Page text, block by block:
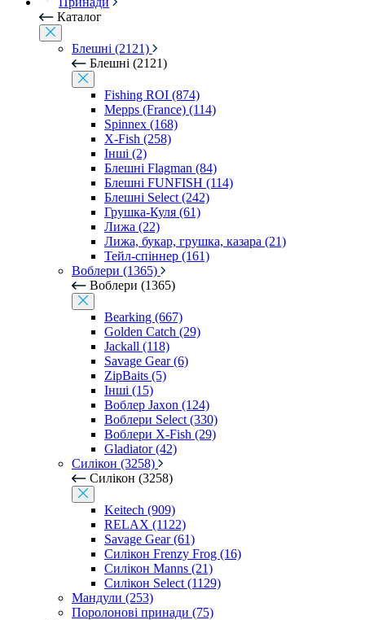
Каталог
Блешні (2121)
Блешні (2121)
Fishing ROI (874)
Mepps (France) (114)
Spinnex (168)
X-Fish (258)
Інші (2)
Блешні Flagman (84)
Блешні FUNFISH (114)
Блешні Select (242)
Грушка-Куля (61)
Лижа (22)
Лижа, букар, грушка, казара (21)
Тейл-спіннер (161)
Воблери (1365)
Воблери (1365)
Bearking (667)
Golden Catch (29)
Jackall (118)
Savage Gear (6)
ZipBaits (5)
Інші (15)
Воблер Jaxon (124)
Воблери Select (330)
Воблери X-Fish (29)
Gladiator (42)
Силікон (3258)
Силікон (3258)
Keitech (909)
RELAX (1122)
Savage Gear (61)
Силікон Frenzy Frog (16)
Силікон Manns (21)
Силікон Select (1129)
Мандули (253)
Поролонові принади (75)